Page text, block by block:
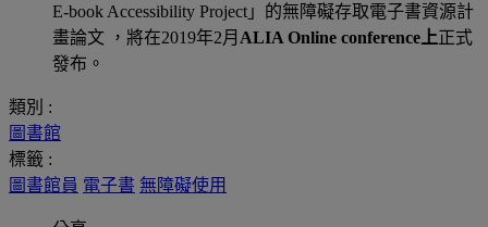
E-book Accessibility Project」的無障礙存取電子書資源計
畫論文 ，將在2019年2月 ALIA Online conference上正式
發布。
類別 :
圖書館
標籤 :
圖書館員 電子書 無障礙使用